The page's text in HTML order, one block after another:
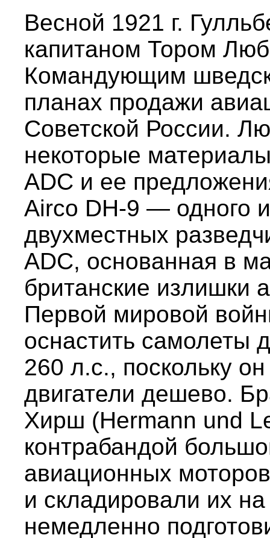
Весной 1921 г.
капитаном Тором
Командующим
планах продажи
Советской России.
некоторые
ADC и ее
Airco DH-9 — одного
двухместных
ADC, основанная в
британские излишки
Первой мировой
оснастить самолеты
260 л.с., поскольку
двигатели дешево.
Хирш (Hermann und
контрабандой
авиационных
и складировали их
немедленно